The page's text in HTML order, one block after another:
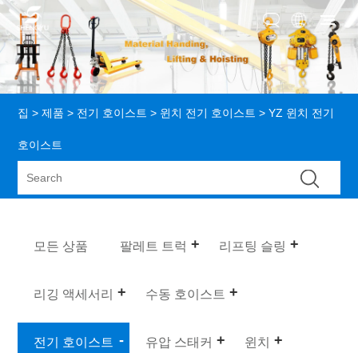
집 > 제품 > 전기 호이스트 > 윈치 전기 호이스트 > YZ 윈치 전기
호이스트
모든 상품 팔레트 트럭 리프팅 슬링
리깅 액세서리 수동 호이스트
전기 호이스트 유압 스태커 윈치